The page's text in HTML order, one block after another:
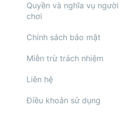
Quyền và nghĩa vụ người
chơi
Chính sách bảo mật
Miễn trừ trách nhiệm
Liên hệ
Điều khoản sử dụng